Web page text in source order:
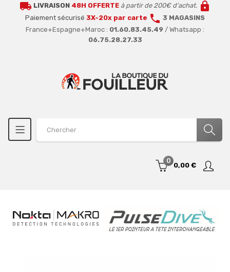
local_shipping LIVRAISON 48H OFFERTE à partir de 200€ d'achat. lock
Paiement sécurisé 3X-20x par carte call 3 MAGASINS
France+Espagne+Maroc : 01.60.83.45.49 / Whatsapp :
06.75.28.27.33
0
0,00 €